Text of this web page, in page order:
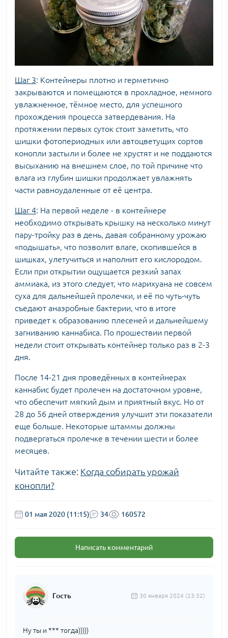
Шаг 3: Контейнеры плотно и герметично
закрываются и помещаются в прохладное, немного
увлажненное, тёмное место, для успешного
прохождения процесса затвердевания. На
протяжении первых суток стоит заметить, что
шишки фотопериодных или автоцветущих сортов
конопли застыли и более не хрустят и не поддаются
высыханию на внешнем слое, по той причине что
влага из глубин шишки продолжает увлажнять
части равноудаленные от её центра.
Шаг 4: На первой неделе - в контейнере
необходимо открывать крышку на несколько минут
пару-тройку раз в день, давая собранному урожаю
«подышать», что позволит влаге, скопившейся в
шишках, улетучиться и наполнит его кислородом.
Если при открытии ощущается резкий запах
аммиака, из этого следует, что марихуана не совсем
суха для дальнейшей пролечки, и её по чуть-чуть
съедают анаэробные бактерии, что в итоге
приведет к образованию плесеней и дальнейшему
загниванию каннабиса. По прошествии первой
недели стоит открывать контейнер только раз в 2-3
дня.
После 14-21 дня проведённых в контейнерах
каннабис будет пролечен на достаточном уровне,
что обеспечит мягкий дым и приятный вкус. Но от
28 до 56 дней отверждения улучшит эти показатели
еще больше. Некоторые штаммы должны
подвергаться пролечке в течении шести и более
месяцев.
Читайте также: Когда собирать урожай
конопли?
01 мая 2020 (11:15) 34 160572
Написать комментарий
Гость 30 января 2024 (23:32)
Ну ты и *** тогда)))))